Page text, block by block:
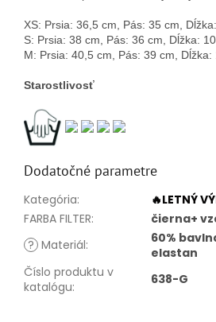
XS: Prsia: 36,5 cm, Pás: 35 cm,
S: Prsia: 38 cm, Pás: 36 cm, Dĺžka:
M: Prsia: 40,5 cm, Pás: 39 cm, Dĺžka:
Starostlivosť
Dodatočné parametre
Kategória:
🔥LETNÝ
FARBA FILTER:
čierna+
? Materiál:
60%
elastan
Číslo produktu v
katalógu: 638-G